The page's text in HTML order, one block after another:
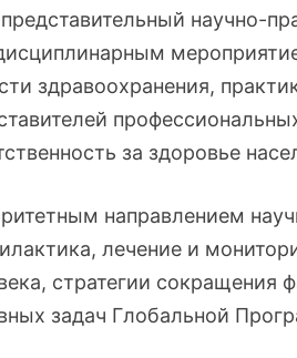
научно-
здравоохранения,
за здоровье
направлением
лечение и
стратегии сокращения
задач Глобальной